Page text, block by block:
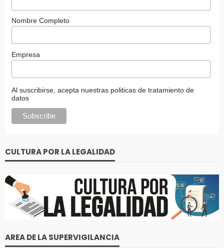
Nombre Completo
Empresa
Al suscribirse, acepta nuestras politicas de tratamiento de
datos
CULTURA POR LA LEGALIDAD
AREA DE LA SUPERVIGILANCIA